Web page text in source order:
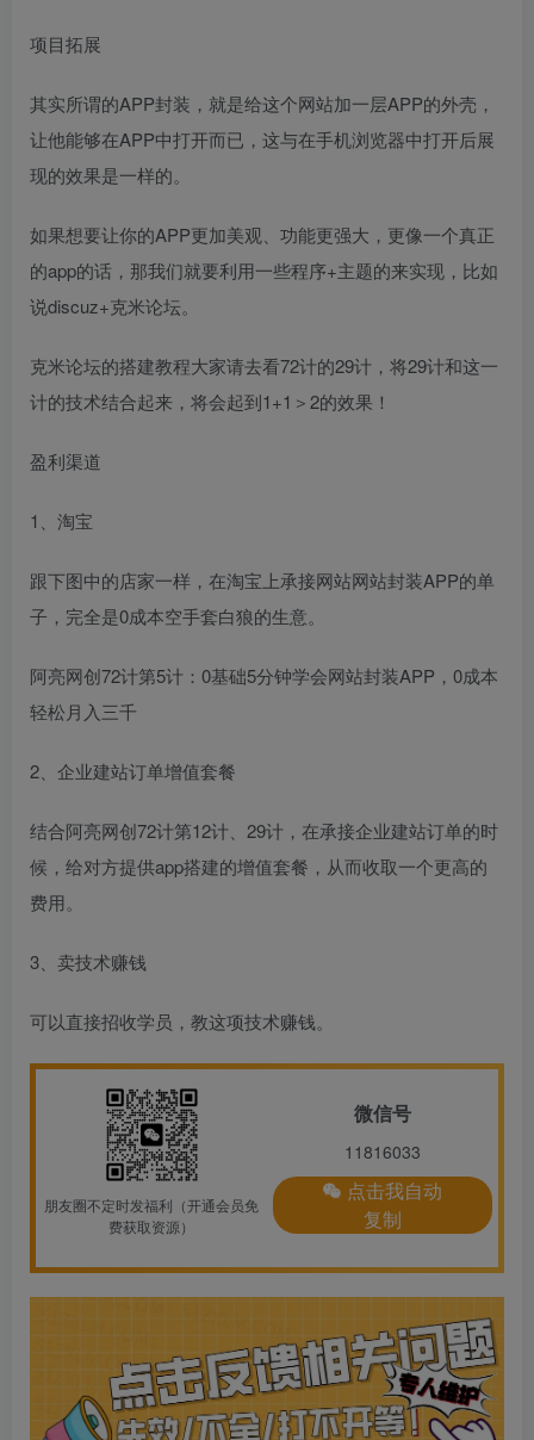
项目拓展
其实所谓的APP封装，就是给这个网站加一层APP的外壳，
让他能够在APP中打开而已，这与在手机浏览器中打开后展
现的效果是一样的。
如果想要让你的APP更加美观、功能更强大，更像一个真正
的app的话，那我们就要利用一些程序+主题的来实现，比如
说discuz+克米论坛。
克米论坛的搭建教程大家请去看72计的29计，将29计和这一
计的技术结合起来，将会起到1+1＞2的效果！
盈利渠道
1、淘宝
跟下图中的店家一样，在淘宝上承接网站网站封装APP的单
子，完全是0成本空手套白狼的生意。
阿亮网创72计第5计：0基础5分钟学会网站封装APP，0成本
轻松月入三千
2、企业建站订单增值套餐
结合阿亮网创72计第12计、29计，在承接企业建站订单的时
候，给对方提供app搭建的增值套餐，从而收取一个更高的
费用。
3、卖技术赚钱
可以直接招收学员，教这项技术赚钱。
朋友圈不定时发福利（开通会员免
费获取资源）
微信号
11816033
点击我自动
复制